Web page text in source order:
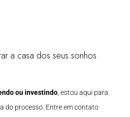
a casa dos seus sonhos
ou investindo , estou aqui para
do processo. Entre em contato